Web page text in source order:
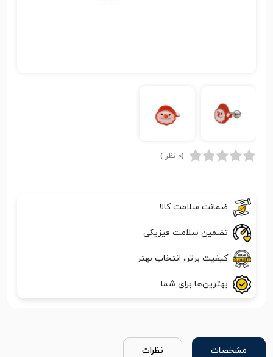
(0 نظر )
ضمانت سلامت کالا
تضمین سلامت فیزیکی
کیفیت برتر، انتخاب بهتر
بهترین‌ها برای شما
مشخصات نظرات